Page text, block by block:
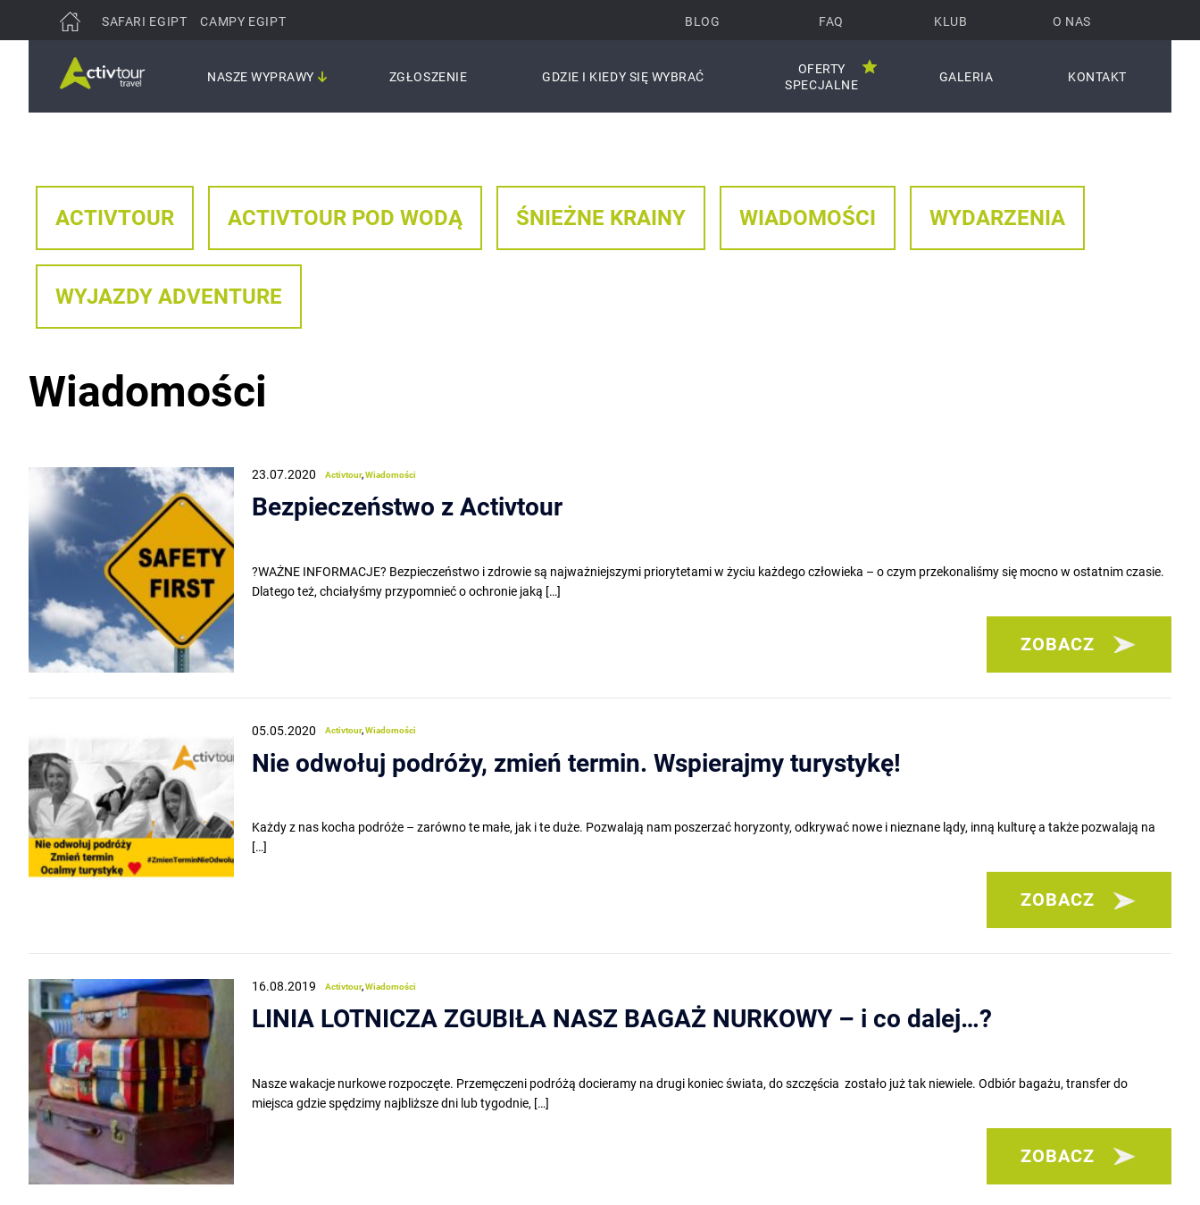
SAFARI EGIPT CAMPY EGIPT
NASZE WYPRAWY ZGŁOSZENIE GDZIE I KIEDY SIĘ WYBRAĆ
OFERTY
SPECJALNE
GALERIA KONTAKT
BLOG FAQ KLUB O NAS
ACTIVTOUR ACTIVTOUR POD WODĄ ŚNIEŻNE KRAINY WIADOMOŚCI WYDARZENIA
WYJAZDY ADVENTURE
Wiadomości
23.07.2020 Activtour,Wiadomości
Bezpieczeństwo z Activtour
?WAŻNE INFORMACJE? Bezpieczeństwo i zdrowie są najważniejszymi priorytetami w życiu każdego człowieka – o czym przekonaliśmy się mocno w ostatnim czasie.
Dlatego też, chciałyśmy przypomnieć o ochronie jaką […]
ZOBACZ
05.05.2020 Activtour,Wiadomości
Nie odwołuj podróży, zmień termin. Wspierajmy turystykę!
Każdy z nas kocha podróże – zarówno te małe, jak i te duże. Pozwalają nam poszerzać horyzonty, odkrywać nowe i nieznane lądy, inną kulturę a także pozwalają na
[…]
ZOBACZ
16.08.2019 Activtour,Wiadomości
LINIA LOTNICZA ZGUBIŁA NASZ BAGAŻ NURKOWY – i co dalej…?
Nasze wakacje nurkowe rozpoczęte. Przemęczeni podróżą docieramy na drugi koniec świata, do szczęścia zostało już tak niewiele. Odbiór bagażu, transfer do
miejsca gdzie spędzimy najbliższe dni lub tygodnie, […]
ZOBACZ